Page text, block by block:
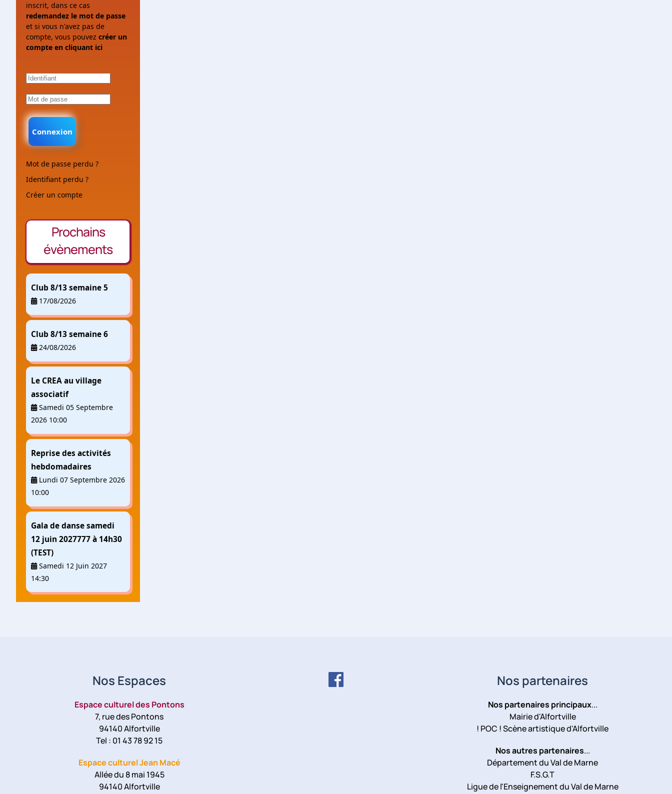
inscrit, dans ce cas
redemandez le mot de passe
et si vous n'avez pas de
compte, vous pouvez créer un
compte en cliquant ici
Connexion
Mot de passe perdu ?
Identifiant perdu ?
Créer un compte
Prochains
évènements
Club 8/13 semaine 5
17/08/2026
Club 8/13 semaine 6
24/08/2026
Le CREA au village
associatif
Samedi 05 Septembre
2026 10:00
Reprise des activités
hebdomadaires
Lundi 07 Septembre 2026
10:00
Gala de danse samedi
12 juin 2027777 à 14h30
(TEST)
Samedi 12 Juin 2027
14:30
Nos Espaces
Espace culturel des Pontons
7, rue des Pontons
94140 Alfortville
Tel : 01 43 78 92 15
Espace culturel Jean Macé
Allée du 8 mai 1945
94140 Alfortville
Nos partenaires
Nos partenaires principaux...
Mairie d'Alfortville
! POC ! Scène artistique d'Alfortville
Nos autres partenaires...
Département du Val de Marne
F.S.G.T
Ligue de l'Enseignement du Val de Marne